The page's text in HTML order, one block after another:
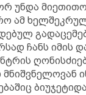
უნდა
ამ
ჩანს იმის